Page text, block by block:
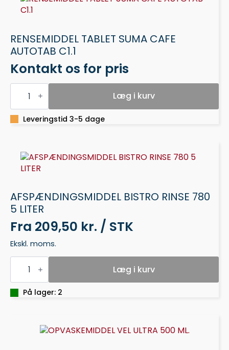
RENSEMIDDEL TABLET SUMA CAFE
AUTOTAB C1.1
Kontakt os for pris
RENSEMIDDEL
TABLET
SUMA
CAFE
AUTOTAB
Læg i kurv
Leveringstid 3-5 dage
AFSPÆNDINGSMIDDEL BISTRO RINSE 780
5 LITER
Fra 209,50 kr. / STK
Ekskl. moms.
AFSPÆNDINGSMIDDEL
BISTRO
RINSE
780
5
LITER
Læg i kurv
På lager: 2